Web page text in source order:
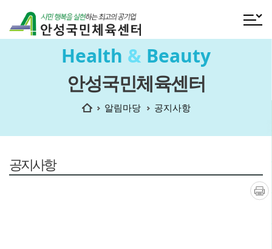
전체메
Health & Beauty
안성국민체육센터
홈 알림마당 공지사항
공지사항
인쇄